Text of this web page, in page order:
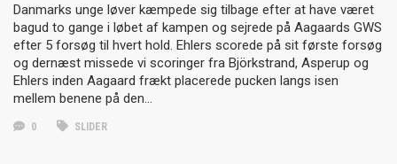
Danmarks unge løver kæmpede sig tilbage efter at have været
bagud to gange i løbet af kampen og sejrede på Aagaards GWS
efter 5 forsøg til hvert hold. Ehlers scorede på sit første forsøg
og dernæst missede vi scoringer fra Björkstrand, Asperup og
Ehlers inden Aagaard frækt placerede pucken langs isen
mellem benene på den…
0 SLIDER